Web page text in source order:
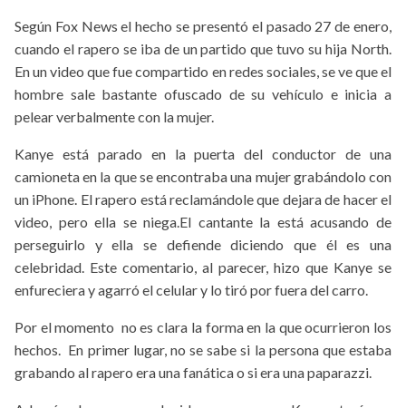
Según Fox News el hecho se presentó el pasado 27 de enero,
cuando el rapero se iba de un partido que tuvo su hija North.
En un video que fue compartido en redes sociales, se ve que el
hombre sale bastante ofuscado de su vehículo e inicia a
pelear verbalmente con la mujer.
Kanye está parado en la puerta del conductor de una
camioneta en la que se encontraba una mujer grabándolo con
un iPhone. El rapero está reclamándole que dejara de hacer el
video, pero ella se niega.El cantante la está acusando de
perseguirlo y ella se defiende diciendo que él es una
celebridad. Este comentario, al parecer, hizo que Kanye se
enfureciera y agarró el celular y lo tiró por fuera del carro.
Por el momento no es clara la forma en la que ocurrieron los
hechos. En primer lugar, no se sabe si la persona que estaba
grabando al rapero era una fanática o si era una paparazzi.